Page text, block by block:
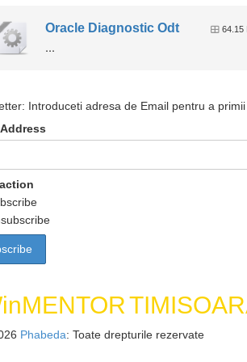
Oracle Diagnostic Odt 64.15
...
Introduceti adresa de Email pentru a
Phabeda: Toate drepturile rezervate